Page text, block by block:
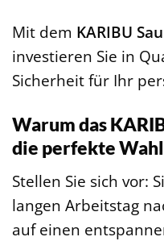
Mit dem KARIBU
investieren Sie in
Sicherheit für Ihr
Warum das
die perfekte
Stellen Sie sich vor:
langen Arbeitstag
auf einen